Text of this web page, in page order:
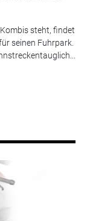
steht, findet
seinen Fuhrpark.